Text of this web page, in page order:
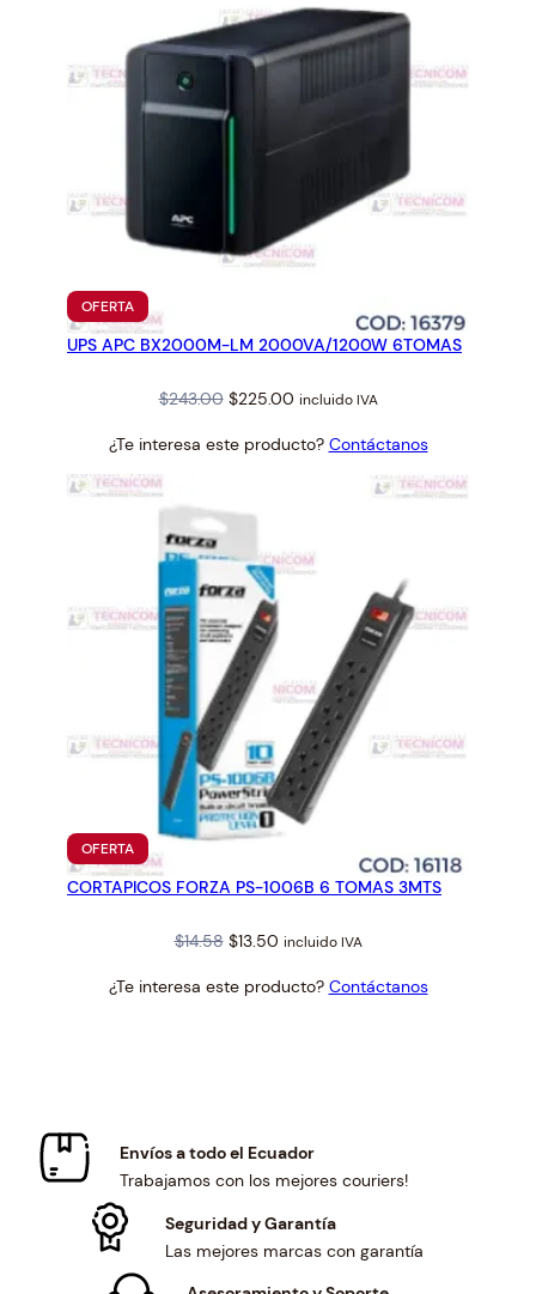
OFERTAPRODUCTO
EN
OFERTA
UPS APC BX2000M-LM 2000VA/1200W 6TOMAS
$243.00 Original
was:
$225.00Current
is:
incluido IVA
¿Te interesa este producto? Contáctanos
OFERTAPRODUCTO
EN
OFERTA
CORTAPICOS FORZA PS-1006B 6 TOMAS 3MTS
$14.58 Original
was:
$13.50Current
is:
incluido IVA
¿Te interesa este producto? Contáctanos
Envíos a todo el Ecuador
Trabajamos con los mejores couriers!
Seguridad y Garantía
Las mejores marcas con garantía